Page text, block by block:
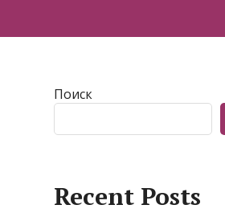
Поиск
Recent Posts